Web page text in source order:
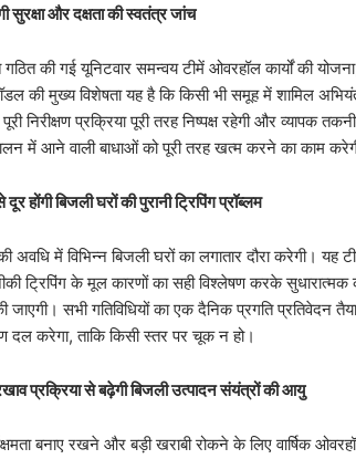
और दक्षता की स्वतंत्र जांच
की गई यूनिटवार समन्वय टीमें ओवरहॉल कार्यों की
की मुख्य विशेषता यह है कि किसी भी समूह में शामिल
निरीक्षण प्रक्रिया पूरी तरह निष्पक्ष रहेगी और व्यापक
में आने वाली बाधाओं को पूरी तरह खत्म करने का काम
होंगी बिजली घरों की पुरानी ट्रिपिंग प्रॉब्लम
अवधि में विभिन्न बिजली घरों का लगातार दौरा करेगी। यह
ट्रिपिंग के मूल कारणों का सही विश्लेषण करके सुधारात्मक
जाएगी। सभी गतिविधियों का एक दैनिक प्रगति प्रतिवेदन
दल करेगा, ताकि किसी स्तर पर चूक न हो।
प्रक्रिया से बढ़ेगी बिजली उत्पादन संयंत्रों की आयु
बनाए रखने और बड़ी खराबी रोकने के लिए वार्षिक